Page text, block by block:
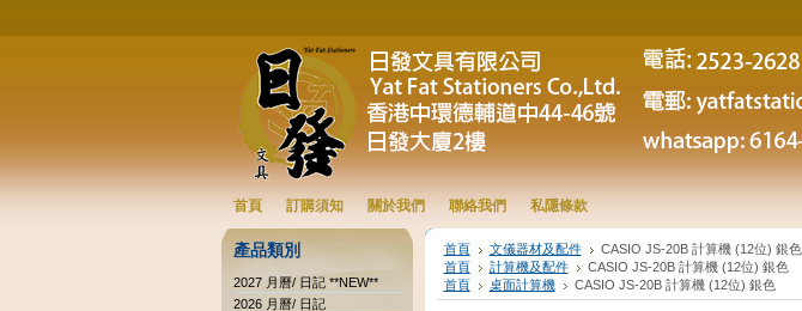
首頁 訂購須知 關於我們 聯絡我們 私隱條款
產品類別
2027 月曆/ 日記 **NEW**
2026 月曆/ 日記
首頁 文儀器材及配件
CASIO JS-20B 計算機 (12位) 銀色
首頁
計算機及配件
CASIO JS-20B 計算機 (12位) 銀色
首頁
桌面計算機 CASIO JS-20B 計算機 (12位) 銀色